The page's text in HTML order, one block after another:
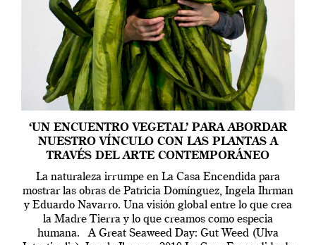
‘UN ENCUENTRO VEGETAL’ PARA ABORDAR
NUESTRO VÍNCULO CON LAS PLANTAS A
TRAVÉS DEL ARTE CONTEMPORÁNEO
La naturaleza irrumpe en La Casa Encendida para
mostrar las obras de Patricia Domínguez, Ingela Ihrman
y Eduardo Navarro. Una visión global entre lo que crea
la Madre Tierra y lo que creamos como especia
humana. A Great Seaweed Day: Gut Weed (Ulva